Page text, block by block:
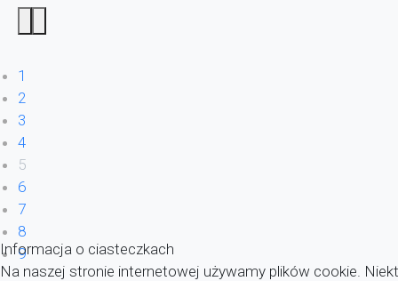
1
2
3
4
5
6
7
8
9
Informacja o ciasteczkach
Na naszej stronie internetowej używamy plików cookie.